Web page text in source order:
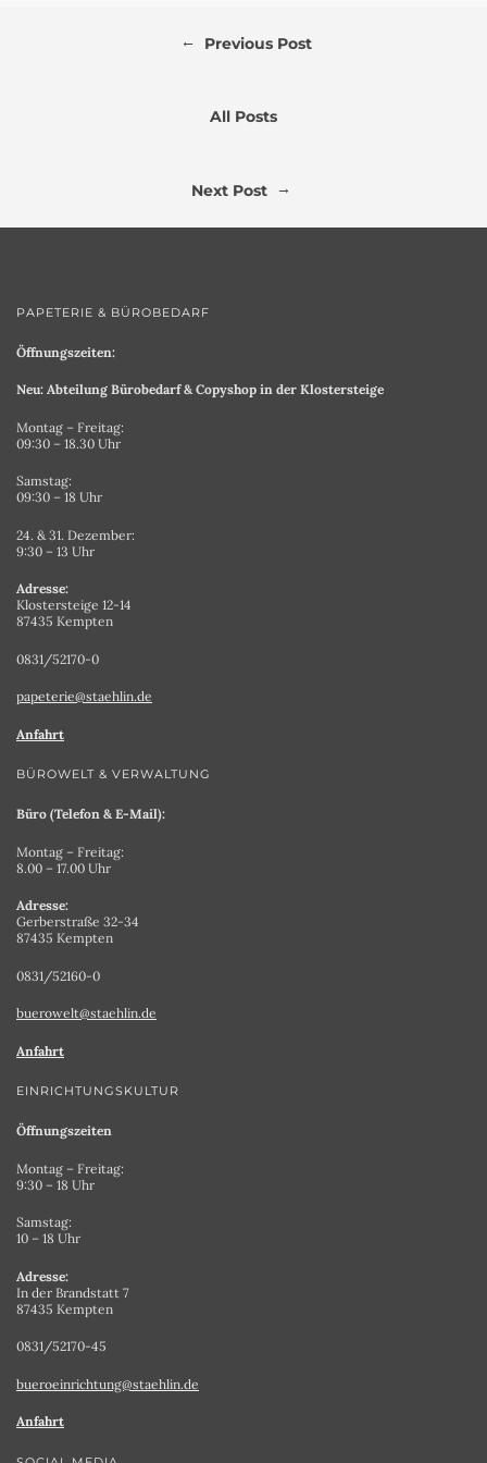
← Previous Post
All Posts
Next Post →
PAPETERIE & BÜROBEDARF
Öffnungszeiten:
Neu: Abteilung Bürobedarf & Copyshop in der Klostersteige
Montag – Freitag:
09:30 – 18.30 Uhr
Samstag:
09:30 – 18 Uhr
24. & 31. Dezember:
9:30 – 13 Uhr
Adresse:
Klostersteige 12-14
87435 Kempten
0831/52170-0
papeterie@staehlin.de
Anfahrt
BÜROWELT & VERWALTUNG
Büro (Telefon & E-Mail):
Montag – Freitag:
8.00 – 17.00 Uhr
Adresse:
Gerberstraße 32-34
87435 Kempten
0831/52160-0
buerowelt@staehlin.de
Anfahrt
EINRICHTUNGSKULTUR
Öffnungszeiten
Montag – Freitag:
9:30 – 18 Uhr
Samstag:
10 – 18 Uhr
Adresse:
In der Brandstatt 7
87435 Kempten
0831/52170-45
bueroeinrichtung@staehlin.de
Anfahrt